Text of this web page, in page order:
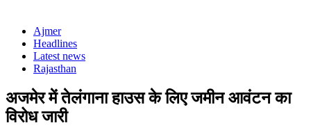
Ajmer
Headlines
Latest news
Rajasthan
अजमेर में तेलंगाना हाउस के लिए जमीन आवंटन का
विरोध जारी